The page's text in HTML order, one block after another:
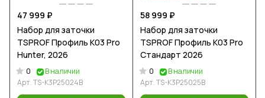
47 999 ₽
Набор для заточки
TSPROF Профиль К03 Pro
Hunter, 2026
0
В наличии
Арт.TS-K3P25024B
58 999 ₽
Набор для заточки
TSPROF Профиль К03 Pro
Стандарт 2026
0
В наличии
Арт.TS-K3P25025B